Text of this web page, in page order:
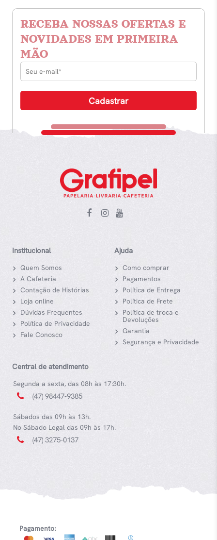
RECEBA NOSSAS OFERTAS E
NOVIDADES EM PRIMEIRA
MÃO
Institucional
Quem Somos
A Cafeteria
Contação de Histórias
Loja online
Dúvidas Frequentes
Política de Privacidade
Fale Conosco
Ajuda
Como comprar
Pagamentos
Política de Entrega
Política de Frete
Política de troca e
Devoluções
Garantia
Segurança e Privacidade
Central de atendimento
Segunda a sexta, das 08h às 17:30h.
(47) 98447-9385
Sábados das 09h às 13h.
No Sábado Legal das 09h às 17h.
(47) 3275-0137
Pagamento: